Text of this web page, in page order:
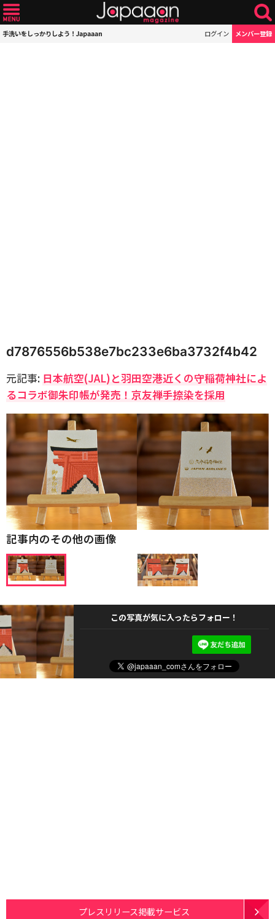
手洗いをしっかりしよう！Japaaan ログイン メンバー登録
d7876556b538e7bc233e6ba3732f4b42
元記事: 日本航空(JAL)と羽田空港近くの守稲荷神社によ
るコラボ御朱印帳が発売！京友禅手捺染を採用
記事内のその他の画像
この写真が気に入ったらフォロー！
プレスリリース掲載サービス